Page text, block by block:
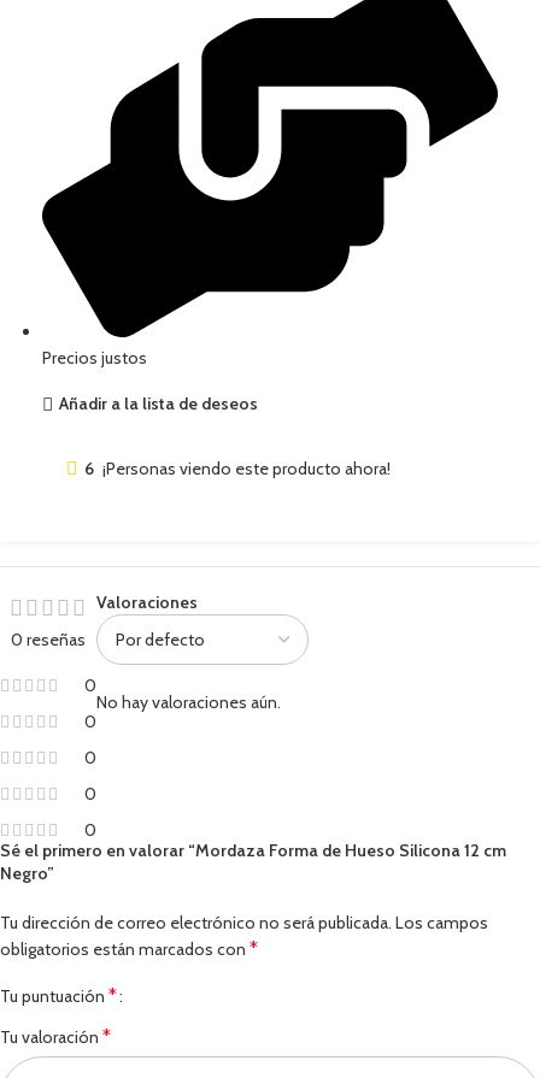
Precios justos
Añadir a la lista de deseos
6 ¡Personas viendo este producto ahora!
0 reseñas
0
0
0
0
0
Valoraciones
No hay valoraciones aún.
Sé el primero en valorar “Mordaza Forma de Hueso Silicona 12 cm
Negro”
Tu dirección de correo electrónico no será publicada. Los campos
obligatorios están marcados con *
Tu puntuación *
Tu valoración *